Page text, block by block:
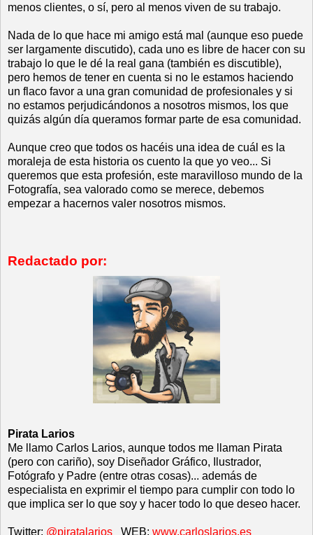
menos clientes, o sí, pero al menos viven de su trabajo.
Nada de lo que hace mi amigo está mal (aunque eso puede
ser largamente discutido), cada uno es libre de hacer con su
trabajo lo que le dé la real gana (también es discutible),
pero hemos de tener en cuenta si no le estamos haciendo
un flaco favor a una gran comunidad de profesionales y si
no estamos perjudicándonos a nosotros mismos, los que
quizás algún día queramos formar parte de esa comunidad.
Aunque creo que todos os hacéis una idea de cuál es la
moraleja de esta historia os cuento la que yo veo... Si
queremos que esta profesión, este maravilloso mundo de la
Fotografía, sea valorado como se merece, debemos
empezar a hacernos valer nosotros mismos.
Redactado por:
Pirata Larios
Me llamo Carlos Larios, aunque todos me llaman Pirata
(pero con cariño), soy Diseñador Gráfico, Ilustrador,
Fotógrafo y Padre (entre otras cosas)... además de
especialista en exprimir el tiempo para cumplir con todo lo
que implica ser lo que soy y hacer todo lo que deseo hacer.
Twitter: @piratalarios WEB: www.carloslarios.es